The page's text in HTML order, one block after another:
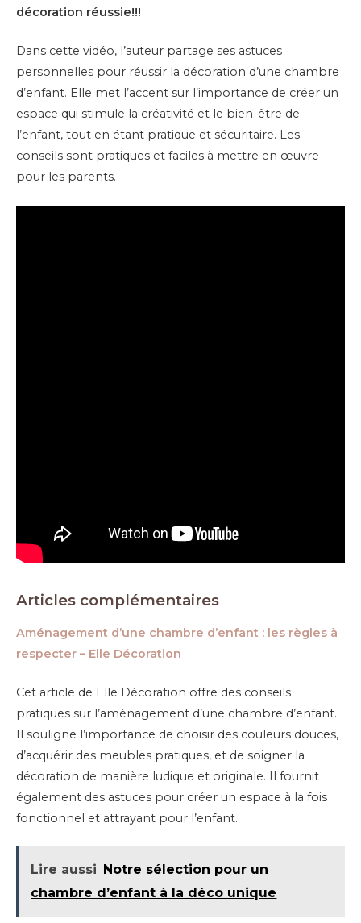
décoration réussie!!!
Dans cette vidéo, l’auteur partage ses astuces
personnelles pour réussir la décoration d’une chambre
d’enfant. Elle met l’accent sur l’importance de créer un
espace qui stimule la créativité et le bien-être de
l’enfant, tout en étant pratique et sécuritaire. Les
conseils sont pratiques et faciles à mettre en œuvre
pour les parents.
Articles complémentaires
Aménagement d’une chambre d’enfant : les règles à
respecter – Elle Décoration
Cet article de Elle Décoration offre des conseils
pratiques sur l’aménagement d’une chambre d’enfant.
Il souligne l’importance de choisir des couleurs douces,
d’acquérir des meubles pratiques, et de soigner la
décoration de manière ludique et originale. Il fournit
également des astuces pour créer un espace à la fois
fonctionnel et attrayant pour l’enfant.
Lire aussi
Notre sélection pour un
chambre d’enfant à la déco unique